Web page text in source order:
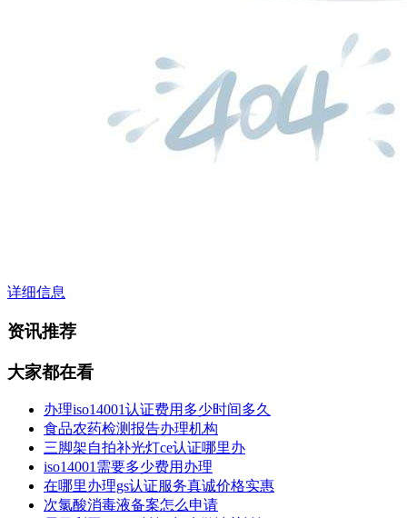
详细信息
资讯推荐
大家都在看
办理iso14001认证费用多少时间多久
食品农药检测报告办理机构
三脚架自拍补光灯ce认证哪里办
iso14001需要多少费用办理
在哪里办理gs认证服务真诚价格实惠
次氯酸消毒液备案怎么申请